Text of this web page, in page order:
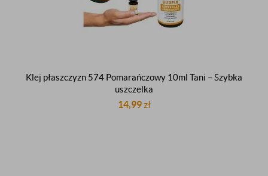
Klej płaszczyzn 574 Pomarańczowy 10ml Tani – Szybka
uszczelka
14,99zł